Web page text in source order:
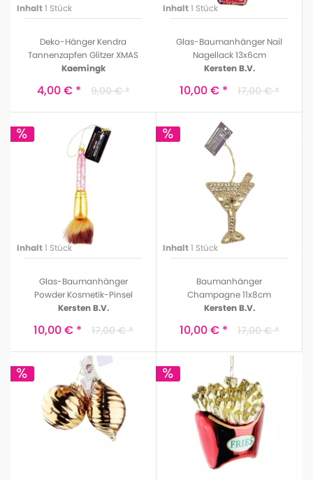
Inhalt1 Stück
Deko-Hänger Kendra
Tannenzapfen Glitzer XMAS
Kaemingk
4,00 € * 9,00 € *
Inhalt1 Stück
Glas-Baumanhänger Nail
Nagellack 13x6cm
Kersten B.V.
10,00 € * 17,00 € *
Inhalt1 Stück
Glas-Baumanhänger
Powder Kosmetik-Pinsel
Kersten B.V.
10,00 € * 17,00 € *
Inhalt1 Stück
Baumanhänger
Champagne 11x8cm
Kersten B.V.
10,00 € * 17,00 € *